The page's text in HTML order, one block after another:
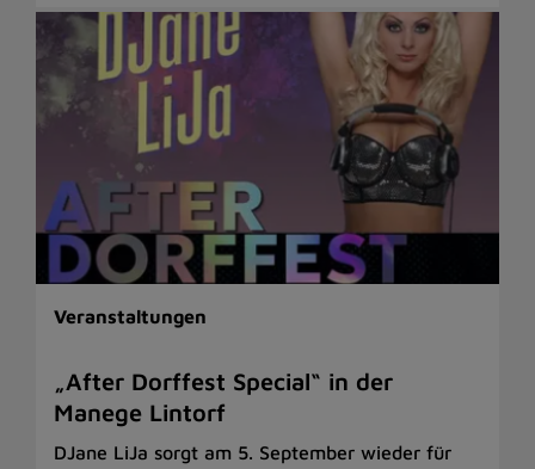
Veranstaltungen
„After Dorffest Special“ in der
Manege Lintorf
DJane LiJa sorgt am 5. September wieder für